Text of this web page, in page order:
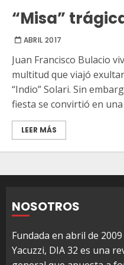
“Misa”
ABRIL 2017
Juan Francisco Bulacio
multitud que viajó
“Indio” Solari. Sin
fiesta se convirtió en
LEER MÁS
NOSOTROS
Fundada en abril de
Yacuzzi, DIA 32 es una